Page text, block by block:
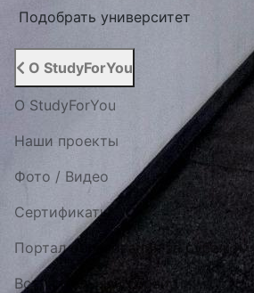
Подобрать университет
О StudyForYou
О StudyForYou
Наши проекты
Фото / Видео
Cертификаты
Портал образования за рубежом
Вступительный сервис